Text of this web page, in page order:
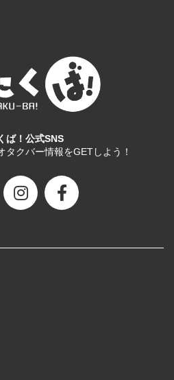
ば！公式SNS
タクバー情報をGETしよう！